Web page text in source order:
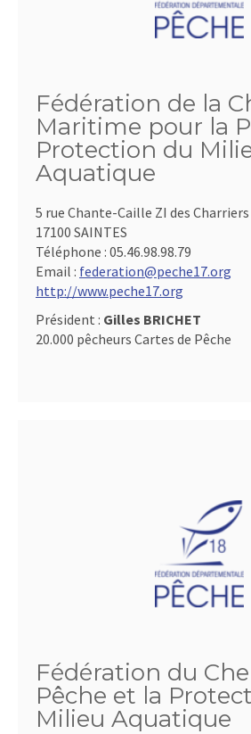
Fédération de la
Maritime pour la
Protection du
Aquatique
5 rue Chante-Caille ZI des Charriers
17100 SAINTES
Téléphone : 05.46.98.98.79
Email : federation@peche17.org
http://www.peche17.org
Président : Gilles BRICHET
20.000 pêcheurs Cartes de Pêche
Fédération du
Pêche et la
Milieu Aquatique